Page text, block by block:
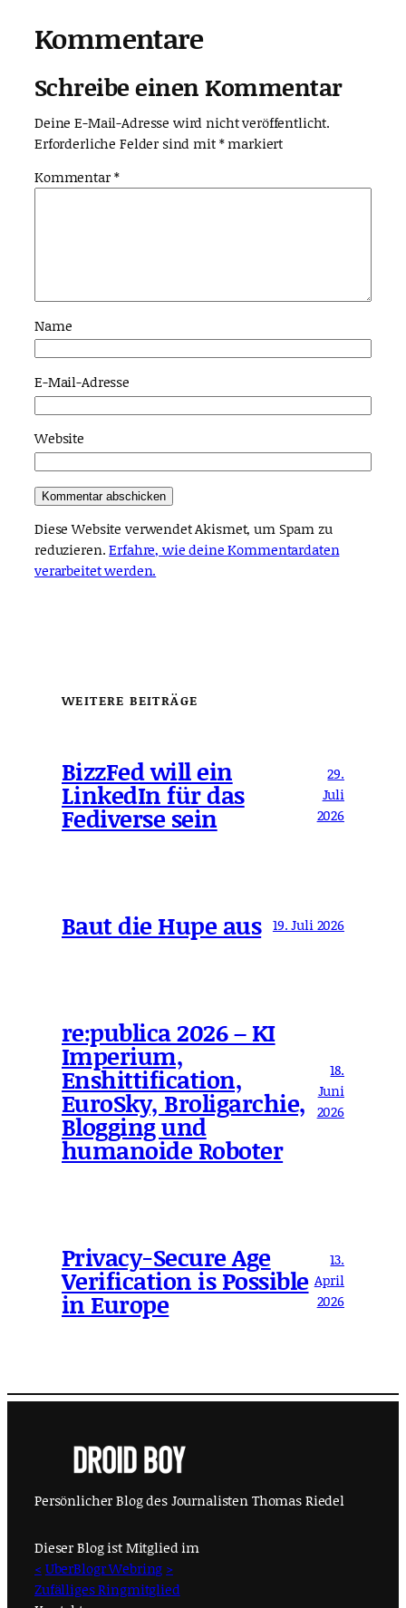
Kommentare
Schreibe einen Kommentar
Deine E-Mail-Adresse wird nicht veröffentlicht.
Erforderliche Felder sind mit*markiert
Kommentar*
Name
E-Mail-Adresse
Website
Diese Website verwendet Akismet, um Spam zu
reduzieren.Erfahre, wie deine Kommentardaten
verarbeitet werden.
WEITERE BEITRÄGE
BizzFed will ein
LinkedIn für das
Fediverse sein
29.
Juli
2026
Baut die Hupe aus 19. Juli 2026
re:publica 2026 – KI
Imperium,
Enshittification,
EuroSky, Broligarchie,
Blogging und
humanoide Roboter
18.
Juni
2026
Privacy-Secure Age
Verification is Possible
in Europe
13.
April
2026
Persönlicher Blog des Journalisten Thomas Riedel
Dieser Blog ist Mitglied im
< UberBlogr Webring >
Zufälliges Ringmitglied